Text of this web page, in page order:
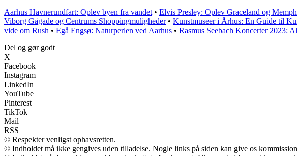
Aarhus Havnerundfart: Oplev byen fra vandet • Elvis Presley: Oplev Graceland og
Viborg Gågade og Centrums Shoppingmuligheder• Kunstmuseer i Århus: En Guide til
vide om Rush • Egå Engsø: Naturperlen ved Aarhus • Rasmus Seebach Koncerter 2023:
Del og gør godt
X
Facebook
Instagram
LinkedIn
YouTube
Pinterest
TikTok
Mail
RSS
© Respekter venligst ophavsretten.
© Indholdet må ikke gengives uden tilladelse. Nogle links på siden kan give os